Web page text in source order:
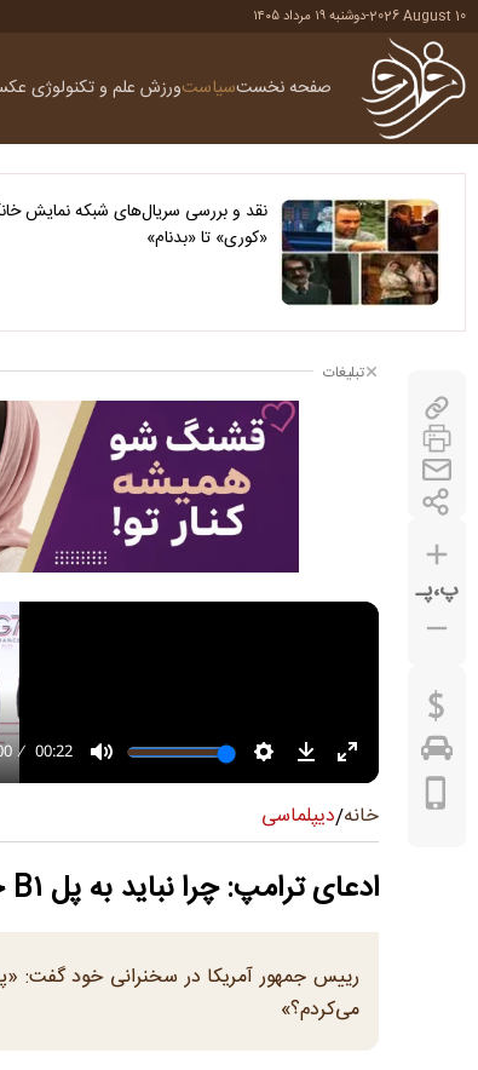
2026 August 10
-دوشنبه ۱۹ مرداد ۱۴۰۵
صفحه نخستسیاستورزش علم و تکنولوژی
نقد و بررسی سریال‌های شبکه نمایش
«کوری» تا «بدنام»
پ،پـ
تبلیغات
خانه/دیپلماسی
ادعای ترامپ: چرا نباید به پل B۱ حمله می‌کردم؟
می‌کردم؟»